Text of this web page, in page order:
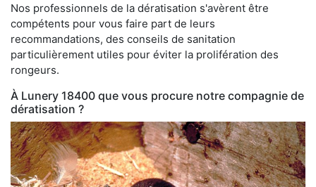
Nos professionnels de la dératisation s'avèrent être
compétents pour vous faire part de leurs
recommandations, des conseils de sanitation
particulièrement utiles pour éviter la prolifération des
rongeurs.
À Lunery 18400 que vous procure notre compagnie de
dératisation ?